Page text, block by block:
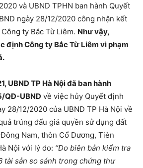
và UBND TPHN ban hành Quyết
ngày 28/12/2020 công nhận kết
ty Bắc Từ Liêm. Như vậy,
định Công ty Bắc Từ Liêm vi phạm
UBND TP Hà Nội đã ban hành
QĐ-UBND về việc hủy Quyết định
28/12/2020 của UBND TP Hà Nội về
trúng đấu giá quyền sử dụng đất
Nam, thôn Cổ Dương, Tiên
Nội với lý do: “Do biên bản kiểm tra
tài sản so sánh trong chứng thư